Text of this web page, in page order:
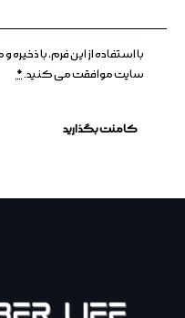
با استفاده از این فرم، با
سایت موافقت می کنید.*